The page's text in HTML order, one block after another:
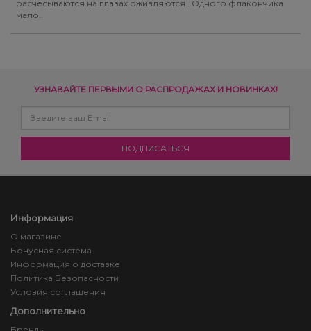
расчесываются на глазах оживляются . Одного флакончика
мало..
УЗНАВАЙТЕ ПЕРВЫМИ О РАСПРОДАЖАХ И НОВИНКАХ!
Информация
О магазине
Бонусная система
Информация о доставке
Политика Безопасности
Условия соглашения
Дополнительно